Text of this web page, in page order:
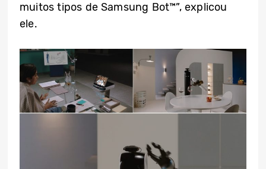
muitos tipos de Samsung Bot™”, explicou
ele.